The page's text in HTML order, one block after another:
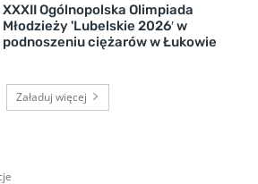
XXXII Ogólnopolska Olimpiada
Młodzieży 'Lubelskie 2026′ w
podnoszeniu ciężarów w Łukowie
Załaduj więcej